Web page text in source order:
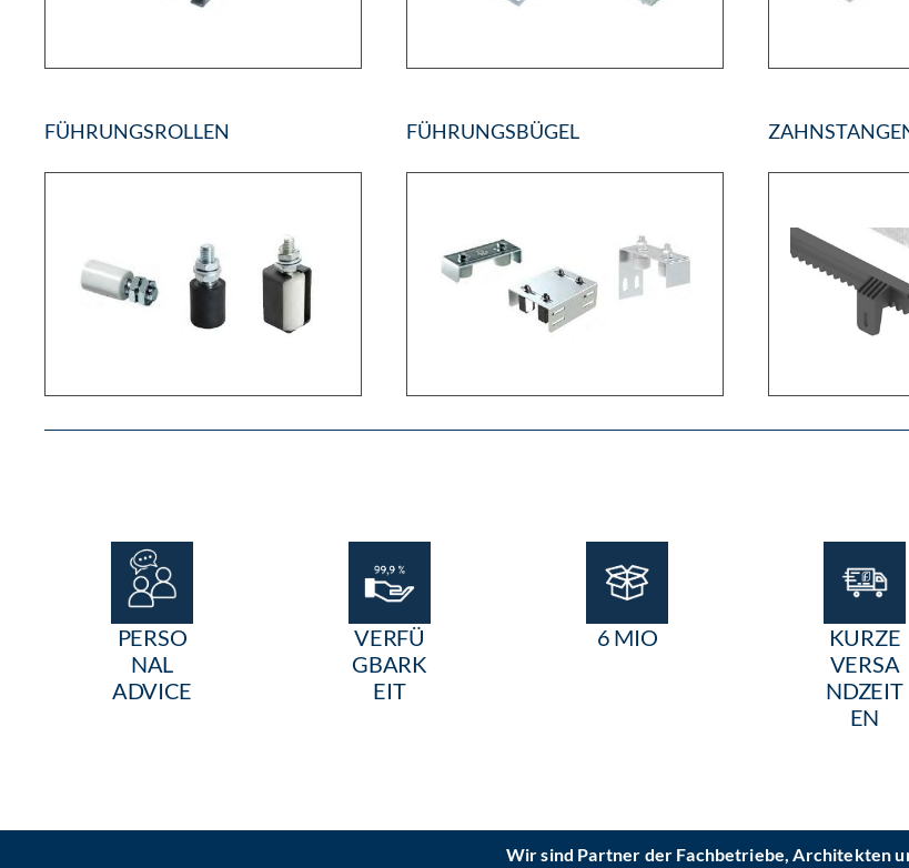
FÜHRUNGSROLLEN FÜHRUNGSBÜGEL
PERSO
NAL
ADVICE
VERFÜ
GBARK
EIT
6 MIO
KURZE
VERSA
NDZEIT
EN
Wir sind Partner der Fachbetriebe, Architekten